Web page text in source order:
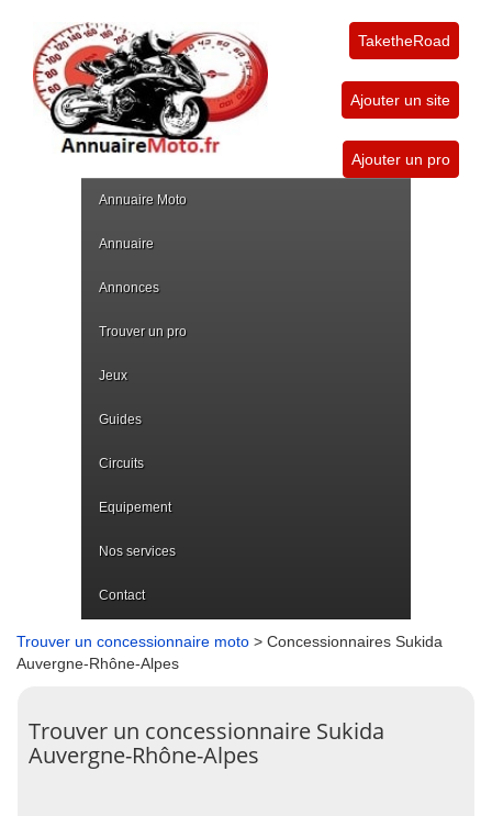
TaketheRoad
Ajouter un site
Ajouter un pro
Annuaire Moto
Annuaire
Annonces
Trouver un pro
Jeux
Guides
Circuits
Equipement
Nos services
Contact
Trouver un concessionnaire moto > Concessionnaires Sukida
Auvergne-Rhône-Alpes
Trouver un concessionnaire Sukida
Auvergne-Rhône-Alpes